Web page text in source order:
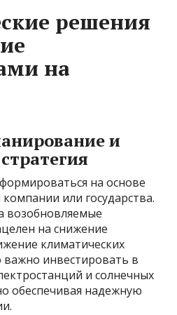
решения
на
и
на основе
или государства.
возобновляемые
на снижение
климатических
важно инвестировать в
и солнечных
обеспечивая надежную